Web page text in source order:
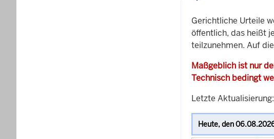
Gerichtliche Urteile
öffentlich, das heißt
teilzunehmen. Auf
Maßgeblich ist nur
Technisch bedingt
Letzte